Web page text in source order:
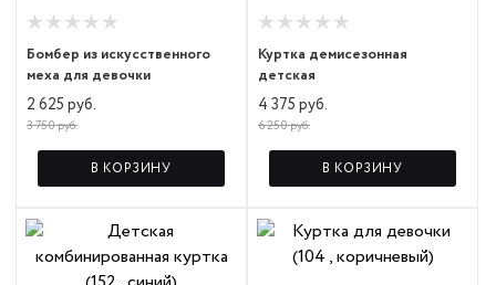
Бомбер из искусственного
меха для девочки
2 625 руб.
3 750 руб.
В КОРЗИНУ
Куртка демисезонная
детская
4 375 руб.
6 250 руб.
В КОРЗИНУ